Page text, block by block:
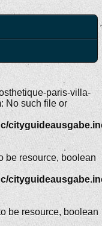
paris-villa-
No such file or
be resource, boolean
be resource, boolean